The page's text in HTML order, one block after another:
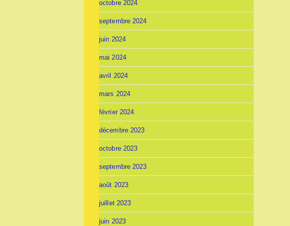
octobre 2024
septembre 2024
juin 2024
mai 2024
avril 2024
mars 2024
février 2024
décembre 2023
octobre 2023
septembre 2023
août 2023
juillet 2023
juin 2023